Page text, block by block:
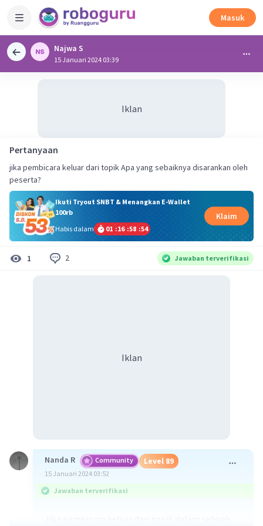
Masuk
Najwa S
15 Januari 2024 03:39
Iklan
Pertanyaan
jika pembicara keluar dari topik Apa yang sebaiknya disarankan oleh
peserta?
Ikuti Tryout SNBT & Menangkan E-Wallet
100rb
Habis dalam
01 :16 :58 :53
Klaim
1 2 Jawaban terverifikasi
Iklan
Nanda R Community Level 89
15 Januari 2024 03:52
Jawaban terverifikasi